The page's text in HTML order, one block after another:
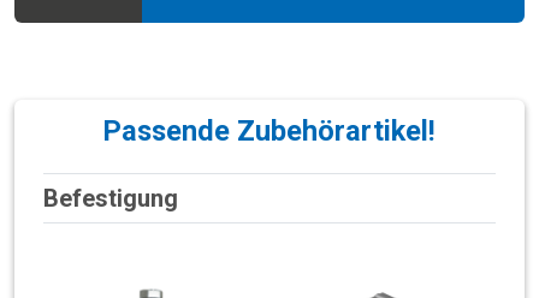
Passende Zubehörartikel!
Befestigung